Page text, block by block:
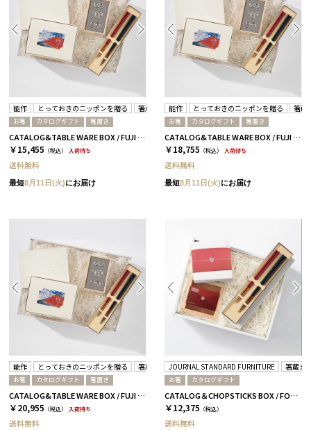
能作 とっておきのニッポンを贈る 箸蔵まつかん
お箸 カタログギフト 箸置き
CATALOG&TABLE WARE BOX / FUJI / 紅白 / 全5種 詩-C
￥15,455 （税込） 入荷待ち
送料無料
最短8月11日(火)にお届け
能作 とっておきのニッポンを贈る 箸蔵
お箸 カタログギフト 箸置き
CATALOG&TABLE WARE BOX / FUJI / 紅白 / 全5種 伝-C
￥18,755 （税込） 入荷待ち
送料無料
最短8月11日(火)にお届け
能作 とっておきのニッポンを贈る 箸蔵まつかん
お箸 カタログギフト 箸置き
CATALOG&TABLE WARE BOX / FUJI / 紅白 / 全5種 維-C
￥20,955 （税込） 入荷待ち
送料無料
JOURNAL STANDARD FURNITURE 箸蔵ま
お箸 カタログギフト
CATALOG＆CHOPSTICKS BOX / FORMAL / 全3種 桜
￥12,375 （税込）
送料無料